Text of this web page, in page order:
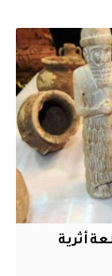
من 5 آلاف قطعة أثرية